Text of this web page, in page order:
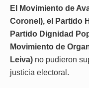
El Movimiento de
Coronel), el Partido
Partido Dignidad
Movimiento de
Leiva) no pudieron
justicia electoral.